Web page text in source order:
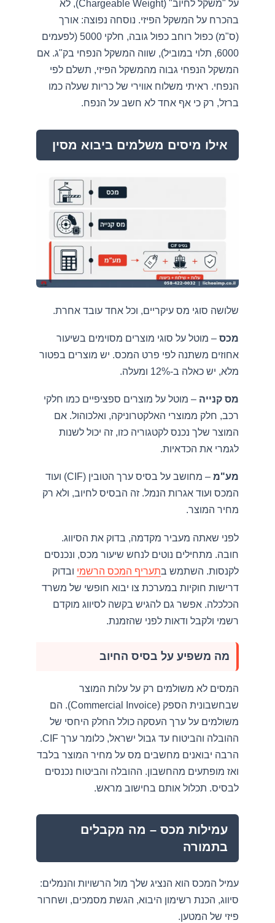
על "משקל לחיוב" (Chargeable Weight), לא
בהכרח על המשקל הפיזי. נוסחה נפוצה: אורך
(ס"מ) כפול רוחב כפול גובה, חלקי 5000 (לפעמים
6000, תלוי במוביל), שווה המשקל הנפחי בק"ג. אם
המשקל הנפחי גבוה מהמשקל הפיזי, תשלם לפי
הנפחי. ראיתי משלוח אווירי של כריות שעלה כמו
ברזל, רק כי אף אחד לא חשב על הנפח.
אילו מיסים משלמים ביבוא מסין
שלושה סוגי מס עיקריים, וכל אחד עובד אחרת.
מכס– מוטל על סוגי מוצרים מסוימים בשיעור
אחוזים משתנה לפי פרט המכס. יש מוצרים בפטור
מלא, יש כאלה ב-12% ומעלה.
מס קנייה – מוטל על מוצרים ספציפיים כמו חלקי
רכב, חלק ממוצרי האלקטרוניקה, ואלכוהול. אם
המוצר שלך נכנס לקטגוריה כזו, זה יכול לשנות
לגמרי את הכדאיות.
מע"מ
– מחושב על בסיס ערך הטובין (CIF) ועוד
המכס ועוד אגרות הנמל. זה הבסיס לחיוב, ולא רק
מחיר המוצר.
לפני שאתה מעביר מקדמה, בדוק את הסיווג.
חובה. מתחילים נוטים לנחש שיעור מכס, ונכנסים
לקנסות. השתמש בתעריף המכס הרשמי ובדוק
דרישות חוקיות במערכת צו יבוא חופשי של משרד
הכלכלה. אפשר גם להגיש בקשה לסיווג מוקדם
רשמי ולקבל ודאות לפני שהזמנת.
מה משפיע על בסיס החיוב
המסים לא משולמים רק על עלות המוצר
שבחשבונית הספק (Commercial Invoice). הם
משולמים על ערך העסקה כולל החלק היחסי של
ההובלה והביטוח עד גבול ישראל, כלומר ערך CIF.
הרבה יבואנים מחשבים מס על מחיר המוצר בלבד
ואז מופתעים מהחשבון. ההובלה והביטוח נכנסים
לבסיס. תכלול אותם בחישוב מראש.
עמילות מכס – מה מקבלים
בתמורה
עמיל המכס הוא הנציג שלך מול הרשויות והנמלים:
סיווג, הכנת רשימון היבוא, הגשת מסמכים, ושחרור
פיזי של המטען.